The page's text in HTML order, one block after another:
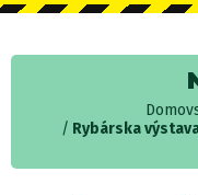
Rybárska